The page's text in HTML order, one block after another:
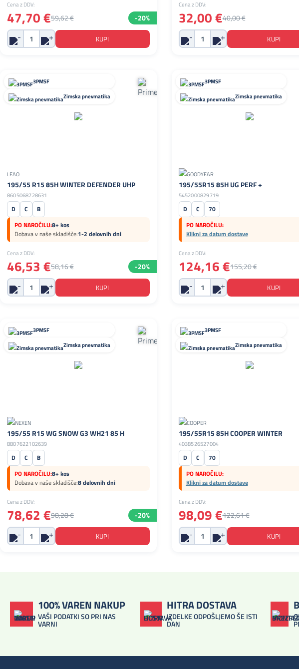
Cena z DDV:
47,70 €59,62 € -20%
Cena z DDV:
32,00 €40,00 €
3PMSF
Zimska pnevmatika
LEAO
195/55 R15 85H WINTER DEFENDER UHP
8605068728631
D C
B
PO NAROČILU:8+ kos
Dobava v naše skladišče:1-2 delovnih dni
Cena z DDV:
46,53 €58,16 € -20%
3PMSF
Zimska pnevmatika
195/55R15 85H UG PERF +
5452000829719
D C
70
PO NAROČILU:
Klikni za datum dostave
Cena z DDV:
124,16 €155,20 €
3PMSF
Zimska pnevmatika
195/55 R15 WG SNOW G3 WH21 85 H
8807622102639
D C
B
PO NAROČILU:8+ kos
Dobava v naše skladišče:8 delovnih dni
Cena z DDV:
78,62 €98,28 € -20%
3PMSF
Zimska pnevmatika
195/55R15 85H COOPER WINTER
4038526527004
D C
70
PO NAROČILU:
Klikni za datum dostave
Cena z DDV:
98,09 €122,61 €
100% VAREN NAKUP
VAŠI PODATKI SO PRI NAS
VARNI
HITRA DOSTAVA
IZDELKE ODPOŠLJEMO ŠE ISTI
DAN